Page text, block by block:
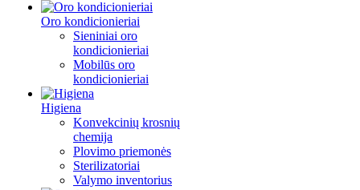
Oro kondicionieriai
Sieniniai oro
kondicionieriai
Mobilūs oro
kondicionieriai
Higiena
Konvekcinių krosnių
chemija
Plovimo priemonės
Sterilizatoriai
Valymo inventorius